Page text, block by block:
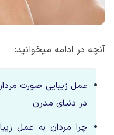
آنچه در ادامه میخوانید:
عمل زیبایی صورت
در دنیای مدرن
چرا مردان به عمل